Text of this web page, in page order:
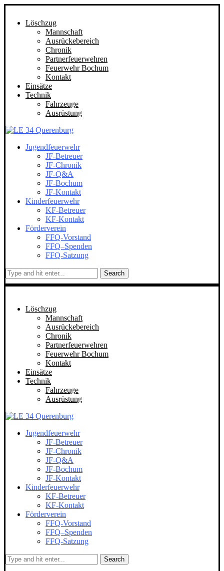
Löschzug
Mannschaft
Ausrückebereich
Chronik
Partnerfeuerwehren
Feuerwehr Bochum
Kontakt
Einsätze
Technik
Fahrzeuge
Ausrüstung
Jugendfeuerwehr
JF-Betreuer
JF-Chronik
JF-Q&A
JF-Bochum
JF-Kontakt
Kinderfeuerwehr
KF-Betreuer
KF-Kontakt
Förderverein
FFQ-Vorstand
FFQ–Spenden
FFQ-Satzung
Search
Löschzug
Mannschaft
Ausrückebereich
Chronik
Partnerfeuerwehren
Feuerwehr Bochum
Kontakt
Einsätze
Technik
Fahrzeuge
Ausrüstung
Jugendfeuerwehr
JF-Betreuer
JF-Chronik
JF-Q&A
JF-Bochum
JF-Kontakt
Kinderfeuerwehr
KF-Betreuer
KF-Kontakt
Förderverein
FFQ-Vorstand
FFQ–Spenden
FFQ-Satzung
Search